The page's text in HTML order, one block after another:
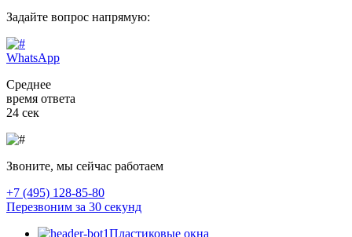
Задайте вопрос напрямую:
WhatsApp
Среднее
время ответа
24 сек
Звоните, мы сейчас работаем
+7 (495) 128-85-80
Перезвоним за 30 секунд
Пластиковые окна